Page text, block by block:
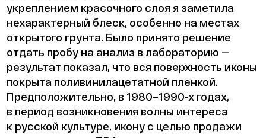
укреплением красочного слоя я заметила
нехарактерный блеск, особенно на местах
открытого грунта. Было принято решение
отдать пробу на анализ в лабораторию —
результат показал, что вся поверхность иконы
покрыта поливинилацетатной пленкой.
Предположительно, в 1980–1990-х годах,
в период возникновения волны интереса
к русской культуре, икону с целью продажи